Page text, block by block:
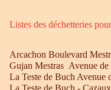
Listes des déchetteries
Arcachon Boulevard
Gujan Mestras Avenue de
La Teste de Buch Avenue
La Teste de Buch -